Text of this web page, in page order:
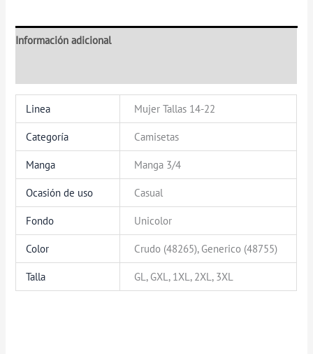
Información adicional
Linea Mujer Tallas 14-22
Categoría Camisetas
Manga Manga 3/4
Ocasión de uso Casual
Fondo Unicolor
Color Crudo (48265), Generico (48755)
Talla GL, GXL, 1XL, 2XL, 3XL